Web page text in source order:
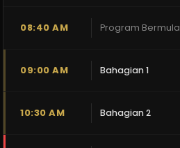
08:40 AM Program Bermula
09:00 AM Bahagian 1
10:30 AM Bahagian 2